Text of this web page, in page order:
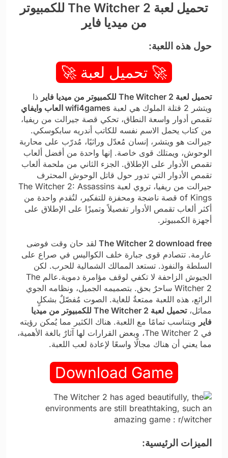
تحميل لعبة The Witcher 2 للكمبيوتر
من ميديا فاير
حول هذه اللعبة:
🚀 تحميل لعبة 🚀
تحميل لعبة The Witcher 2 للكمبيوتر من ميديا فاير
ذا
ويتشر 2 قتلة الملوك هي لعبة
wifi4games العاب وايفاي
تقمص أدوار واسعة النطاق، تحكي قصة جيرالت من ريفيا،
من كتاب يحمل الاسم نفسه للكاتب أندريه سابكوسكي.
جيرالت هو ويتشر، إنسان مُعدّل وراثيًا، مُدرّب على محاربة
الوحوش، ويمتلك قوى خاصة. إنها واحدة من أفضل ألعاب
تقمص الأدوار على الإطلاق. الجزء الثاني من ملحمة ألعاب
تقمص الأدوار التي تدور حول قاتل الوحوش المحترف
جيرالت من ريفيا، تروي لعبة The Witcher 2: Assassins
of Kings قصة ناضجة ومحفزة للتفكير، لتُقدم واحدة من
أكثر ألعاب تقمص الأدوار تفصيلاً وتميزًا على الإطلاق على
أجهزة الكمبيوتر.
The Witcher 2 download free لقد حان وقت فوضى
عارمة. تتصادم قوى جبارة خلف الكواليس في صراع على
السلطة والنفوذ. تستعد الممالك الشمالية للحرب. لكن
الجيوش الزاحفة لا تكفي لوقف مؤامرة دموية.عالم The
Witcher 2 ساحرٌ بحق. بتصميمه الجميل، ونظامه الجوي
الرائع، هذه اللعبة ممتعةٌ للغاية. الصوت مُفصّلٌ بشكلٍ
مماثل،
تحميل لعبة The Witcher 2 للكمبيوتر من ميديا
فاير ويتناسب تمامًا مع اللعبة. هناك الكثير مما يُمكن رؤيته
في The Witcher 2، وبعض القرارات لها آثارٌ بالغة الأهمية،
مما يعني أن هناك مجالًا واسعًا لإعادة لعب اللعبة.
Download Game
الميزات الرئيسية: